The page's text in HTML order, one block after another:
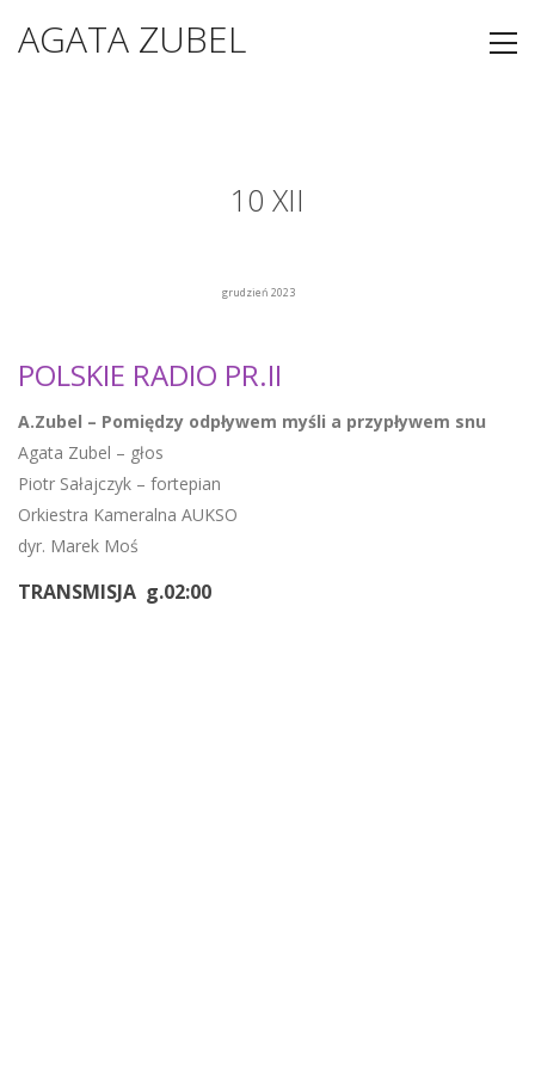
AGATA ZUBEL
10 XII
grudzień 2023
POLSKIE RADIO PR.II
A.Zubel – Pomiędzy odpływem myśli a przypływem snu
Agata Zubel – głos
Piotr Sałajczyk – fortepian
Orkiestra Kameralna AUKSO
dyr. Marek Moś
TRANSMISJA g.02:00